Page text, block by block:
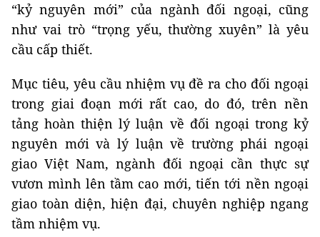
“kỷ nguyên mới” của ngành đối ngoại, cũng
như vai trò “trọng yếu, thường xuyên” là yêu
cầu cấp thiết.
Mục tiêu, yêu cầu nhiệm vụ đề ra cho đối ngoại
trong giai đoạn mới rất cao, do đó, trên nền
tảng hoàn thiện lý luận về đối ngoại trong kỷ
nguyên mới và lý luận về trường phái ngoại
giao Việt Nam, ngành đối ngoại cần thực sự
vươn mình lên tầm cao mới, tiến tới nền ngoại
giao toàn diện, hiện đại, chuyên nghiệp ngang
tầm nhiệm vụ.